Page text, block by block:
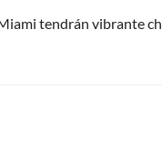
tendrán vibrante